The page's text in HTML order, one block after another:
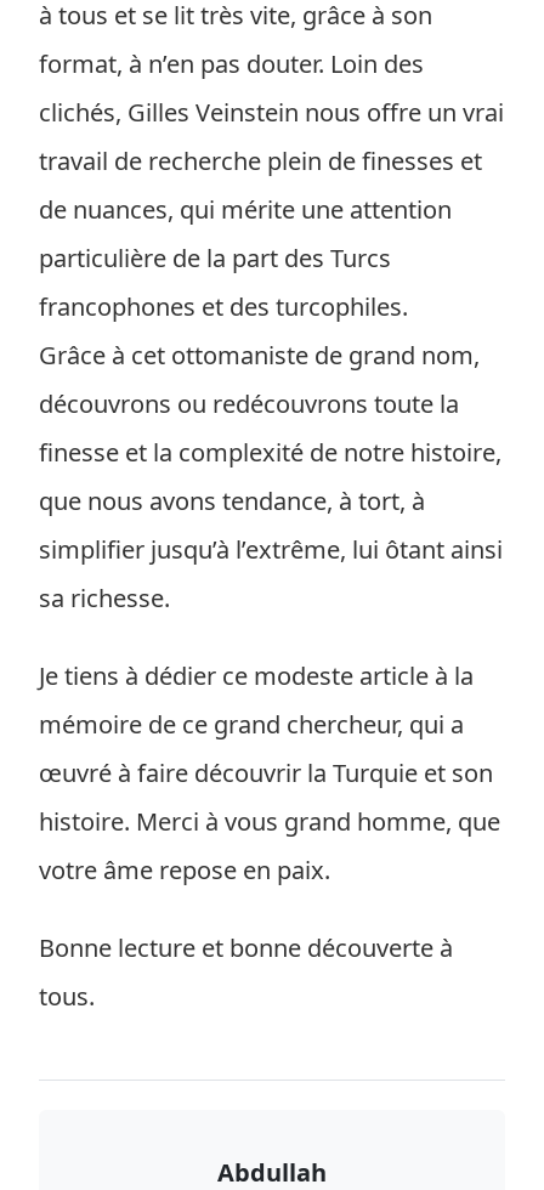
à tous et se lit très vite, grâce à son
format, à n’en pas douter. Loin des
clichés, Gilles Veinstein nous offre un vrai
travail de recherche plein de finesses et
de nuances, qui mérite une attention
particulière de la part des Turcs
francophones et des turcophiles.
Grâce à cet ottomaniste de grand nom,
découvrons ou redécouvrons toute la
finesse et la complexité de notre histoire,
que nous avons tendance, à tort, à
simplifier jusqu’à l’extrême, lui ôtant ainsi
sa richesse.
Je tiens à dédier ce modeste article à la
mémoire de ce grand chercheur, qui a
œuvré à faire découvrir la Turquie et son
histoire. Merci à vous grand homme, que
votre âme repose en paix.
Bonne lecture et bonne découverte à
tous.
Abdullah